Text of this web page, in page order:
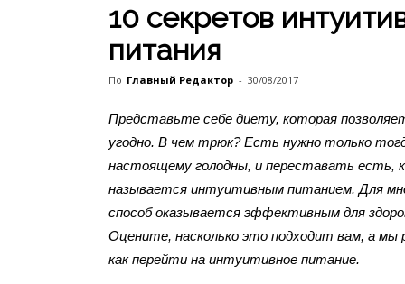
10 секретов
питания
По Главный Редактор - 30/08/2017
Представьте себе диету, которая
угодно. В чем трюк? Есть нужно только
настоящему голодны, и переставать есть,
называется интуитивным питанием. Для
способ оказывается эффективным для
Оцените, насколько это подходит вам, а мы
как перейти на интуитивное питание.